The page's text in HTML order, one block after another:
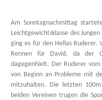
Am Sonntagnachmittag
Leichtgewichtsklasse des
ging es für den Hellas Ruderer.
Rennen für David, da der
dagegenhielt. Der Ruderer vom
von Beginn an Probleme mit
mitzuhalten. Die letzten
beiden Vereinen trugen die